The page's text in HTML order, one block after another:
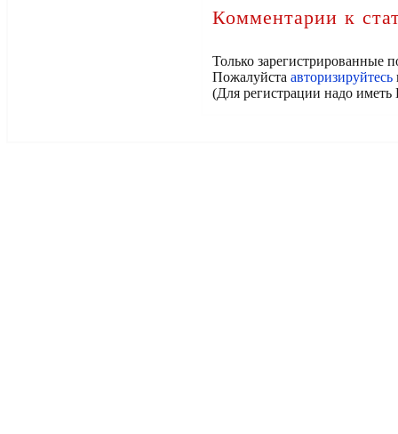
Комментарии к
Только зарегистрированные
Пожалуйста авторизируйтесь
(Для регистрации надо